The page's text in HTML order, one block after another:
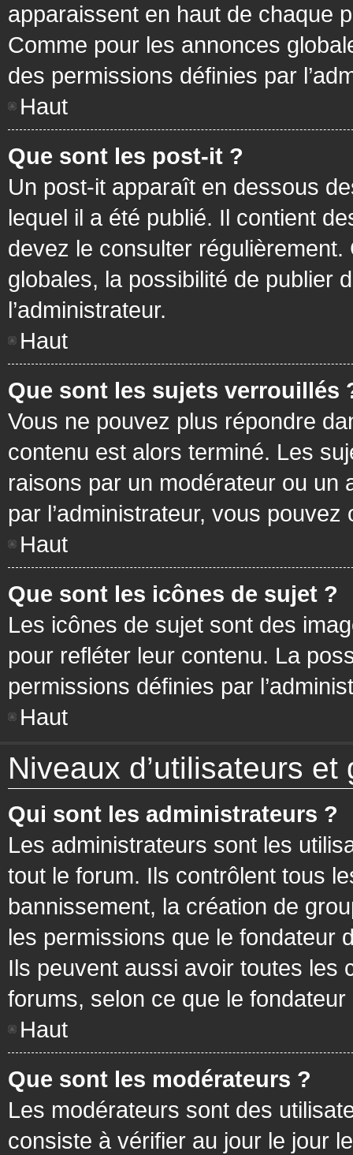
apparaissent en haut de chaque
Comme pour les annonces
des permissions définies par
Haut
Que sont les post-it ?
Un post-it apparaît en dessous
lequel il a été publié. Il contient
devez le consulter
globales, la possibilité de publier
l’administrateur.
Haut
Que sont les sujets verrouillés
Vous ne pouvez plus répondre
contenu est alors terminé. Les
raisons par un modérateur ou un
par l’administrateur, vous
Haut
Que sont les icônes de sujet ?
Les icônes de sujet sont des
pour refléter leur contenu. La
permissions définies par
Haut
Niveaux d’utilisateurs et
Qui sont les administrateurs ?
Les administrateurs sont les
tout le forum. Ils contrôlent tous
bannissement, la création de
les permissions que le fondateur
Ils peuvent aussi avoir toutes les
forums, selon ce que le
Haut
Que sont les modérateurs ?
Les modérateurs sont des
consiste à vérifier au jour le jour